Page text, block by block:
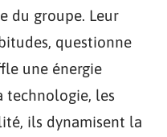
du groupe. Leur
questionne
une énergie
technologie, les
ils dynamisent la